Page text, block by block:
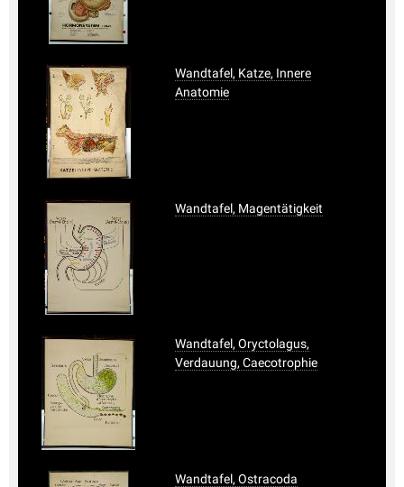
Wandtafel, Katze, Innere
Anatomie
Wandtafel, Magentätigkeit
Wandtafel, Oryctolagus,
Verdauung, Caecotrophie
Wandtafel, Ostracoda